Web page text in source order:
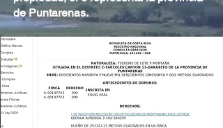
de Puntarenas.